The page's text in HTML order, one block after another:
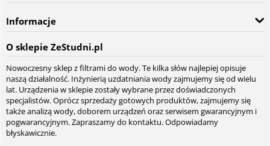
Informacje
O sklepie ZeStudni.pl
Nowoczesny sklep z filtrami do wody. Te kilka słów najlepiej opisuje
naszą działalność. Inżynierią uzdatniania wody zajmujemy się od wielu
lat. Urządzenia w sklepie zostały wybrane przez doświadczonych
specjalistów. Oprócz sprzedaży gotowych produktów, zajmujemy się
także analizą wody, doborem urządzeń oraz serwisem gwarancyjnym i
pogwarancyjnym. Zapraszamy do kontaktu. Odpowiadamy
błyskawicznie.